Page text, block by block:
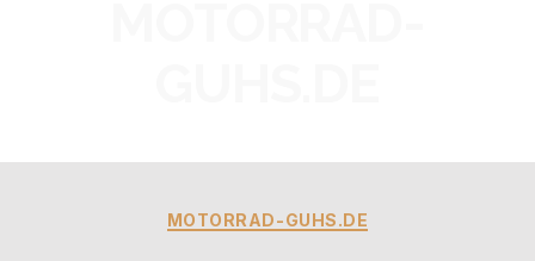
MOTORRAD-GUHS.DE